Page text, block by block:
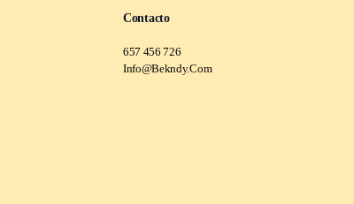
Contacto
657 456 726
Info@Bekndy.Com